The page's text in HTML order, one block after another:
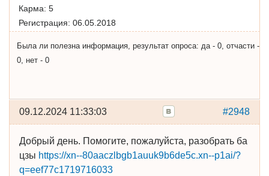
Карма: 5
Регистрация: 06.05.2018
Была ли полезна информация, результат опроса: да - 0, отчасти -
0, нет - 0
#2948
09.12.2024 11:33:03
Добрый день. Помогите, пожалуйста, разобрать ба
цзы https://xn--80aaczlbgb1auuk9b6de5c.xn--p1ai/?
q=eef77c1719716033